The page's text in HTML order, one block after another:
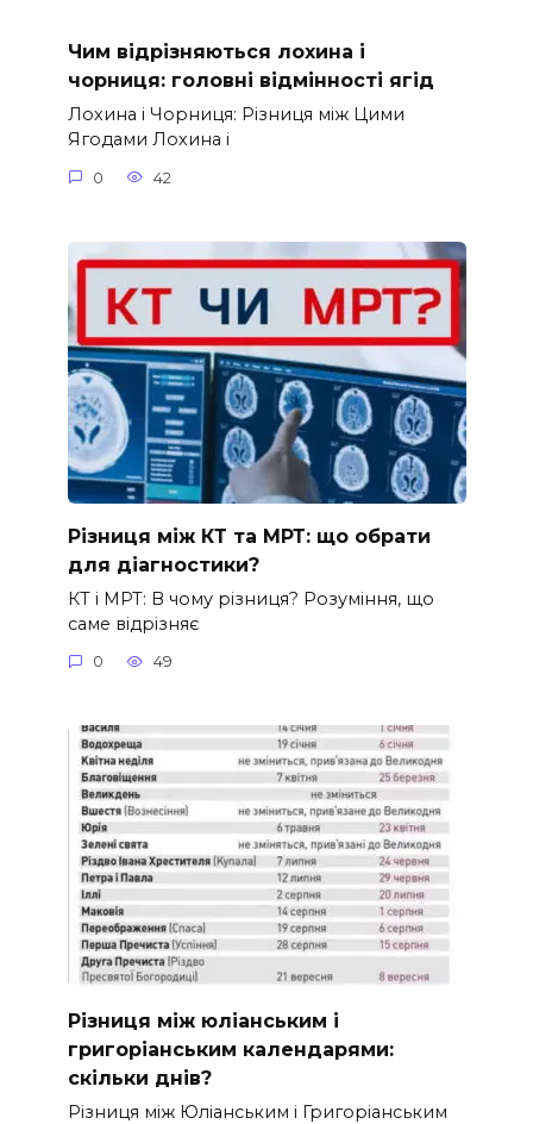
Чим відрізняються лохина і
чорниця: головні відмінності ягід
Лохина і Чорниця: Різниця між Цими
Ягодами Лохина і
0 42
Різниця між КТ та МРТ: що обрати
для діагностики?
КТ і МРТ: В чому різниця? Розуміння, що
саме відрізняє
0 49
Різниця між юліанським і
григоріанським календарями:
скільки днів?
Різниця між Юліанським і Григоріанським